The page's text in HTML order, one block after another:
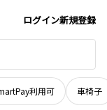
ログイン新規登録
利用可 車椅子